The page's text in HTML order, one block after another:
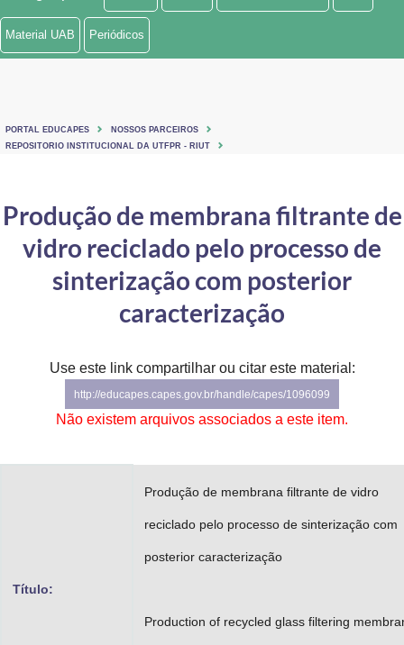
Ministério de Minas e Energia
Ministério do Turismo
Controladoria-Geral da União
Ministério da Mulher, da Família e dos Direitos Humanos
Gabinete de Segurança Institucional
Advocacia-Geral da União
Material UAB Periódicos
PORTAL EDUCAPES
NOSSOS PARCEIROS
REPOSITORIO INSTITUCIONAL DA UTFPR - RIUT
Produção de membrana filtrante de
vidro reciclado pelo processo de
sinterização com posterior
caracterização
Use este link compartilhar ou citar este material:
http://educapes.capes.gov.br/handle/capes/1096099
Não existem arquivos associados a este item.
Título:
Produção de membrana filtrante de vidro
reciclado pelo processo de sinterização com
posterior caracterização
Production of recycled glass filtering